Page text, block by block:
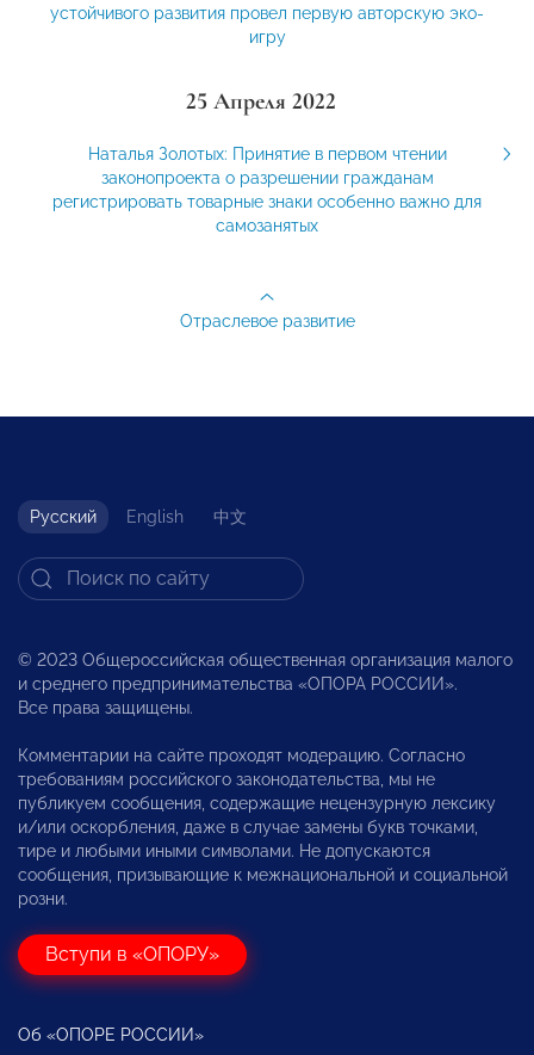
устойчивого развития провел первую авторскую эко-
игру
25 Апреля 2022
Наталья Золотых: Принятие в первом чтении
законопроекта о разрешении гражданам
регистрировать товарные знаки особенно важно для
самозанятых
Отраслевое развитие
Русский English 中文
© 2023 Общероссийская общественная организация малого
и среднего предпринимательства «ОПОРА РОССИИ».
Все права защищены.
Комментарии на сайте проходят модерацию. Согласно
требованиям российского законодательства, мы не
публикуем сообщения, содержащие нецензурную лексику
и/или оскорбления, даже в случае замены букв точками,
тире и любыми иными символами. Не допускаются
сообщения, призывающие к межнациональной и социальной
розни.
Вступи в «ОПОРУ»
Об «ОПОРЕ РОССИИ»